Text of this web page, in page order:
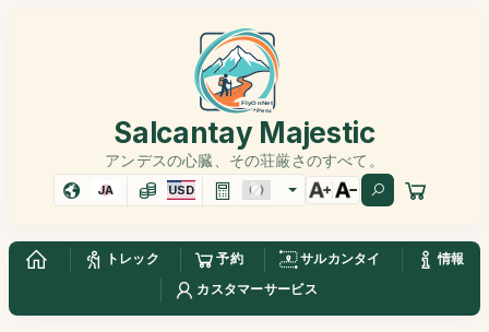
Salcantay Majestic
アンデスの心臓、その荘厳さのすべて。
JA USD
トレック 予約 サルカンタイ
情報
カスタマーサービス